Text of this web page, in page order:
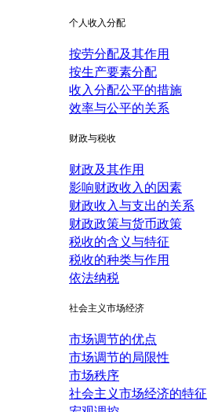
个人收入分配
按劳分配及其作用
按生产要素分配
收入分配公平的措施
效率与公平的关系
财政与税收
财政及其作用
影响财政收入的因素
财政收入与支出的关系
财政政策与货币政策
税收的含义与特征
税收的种类与作用
依法纳税
社会主义市场经济
市场调节的优点
市场调节的局限性
市场秩序
社会主义市场经济的特征